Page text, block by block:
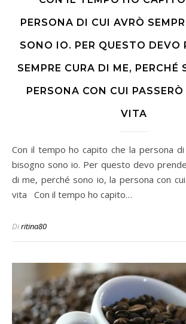
PERSONA DI CUI AVRÒ
SONO IO. PER QUESTO DEVO
SEMPRE CURA DI ME, PERCHÉ
PERSONA CON CUI
VITA
Con il tempo ho capito che la persona di cui avrò sempre
bisogno sono io. Per questo devo
di me, perché sono io, la persona con
vita Con il tempo ho capito…
Diritina80